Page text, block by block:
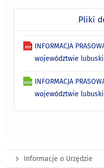
Pliki
INFORMACJA
województwie
INFORMACJA
województwie
Informacje o Urzędzie